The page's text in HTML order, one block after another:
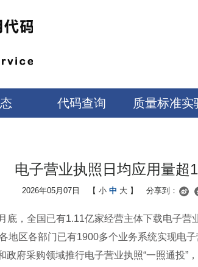
代码查询 质量标准实
电子营业执照日均应用量超
2026年05月07日 【 小 中 大 】 分享到：
，全国已有1.11亿家经营主体下载电子
区各部门已有1900多个业务系统实现电子
府采购领域推行电子营业执照“一照通投